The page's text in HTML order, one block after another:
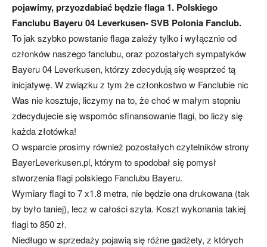
aktualności
(transfery,
mecze,
skład)
pojawimy, przyozdabiać będzie flaga 1. Polskiego
Fanclubu Bayeru 04 Leverkusen- SVB Polonia Fanclub.
To jak szybko powstanie flaga zależy tylko i wyłącznie od
członków naszego fanclubu, oraz pozostałych sympatyków
Bayeru 04 Leverkusen, którzy zdecydują się wesprzeć tą
inicjatywę. W związku z tym że członkostwo w Fanclubie nic
Was nie kosztuje, liczymy na to, że choć w małym stopniu
zdecydujecie się wspomóc sfinansowanie flagi, bo liczy się
każda złotówka!
O wsparcie prosimy również pozostałych czytelników strony
BayerLeverkusen.pl, którym to spodobał się pomysł
stworzenia flagi polskiego Fanclubu Bayeru.
Wymiary flagi to 7 x1.8 metra, nie będzie ona drukowana (tak
by było taniej), lecz w całości szyta. Koszt wykonania takiej
flagi to 850 zł.
Niedługo w sprzedaży pojawią się różne gadżety, z których